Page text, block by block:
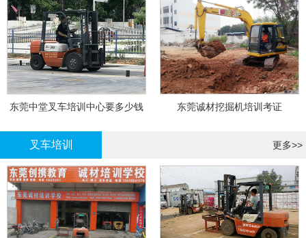
东莞中堂叉车培训中心要多少钱 东莞诚材挖掘机培训考证
叉车培训 更多>>